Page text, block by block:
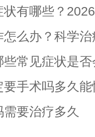
有哪些？
么办？科学
常见症状是
手术吗多久能
要治疗多久